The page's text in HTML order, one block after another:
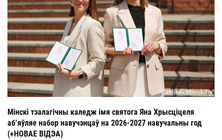
Мінскі тэалагічны каледж імя святога Яна Хрысціцеля
аб’яўляе набор навучэнцаў на 2026-2027 навучальны год
(+НОВАЕ ВІДЭА)